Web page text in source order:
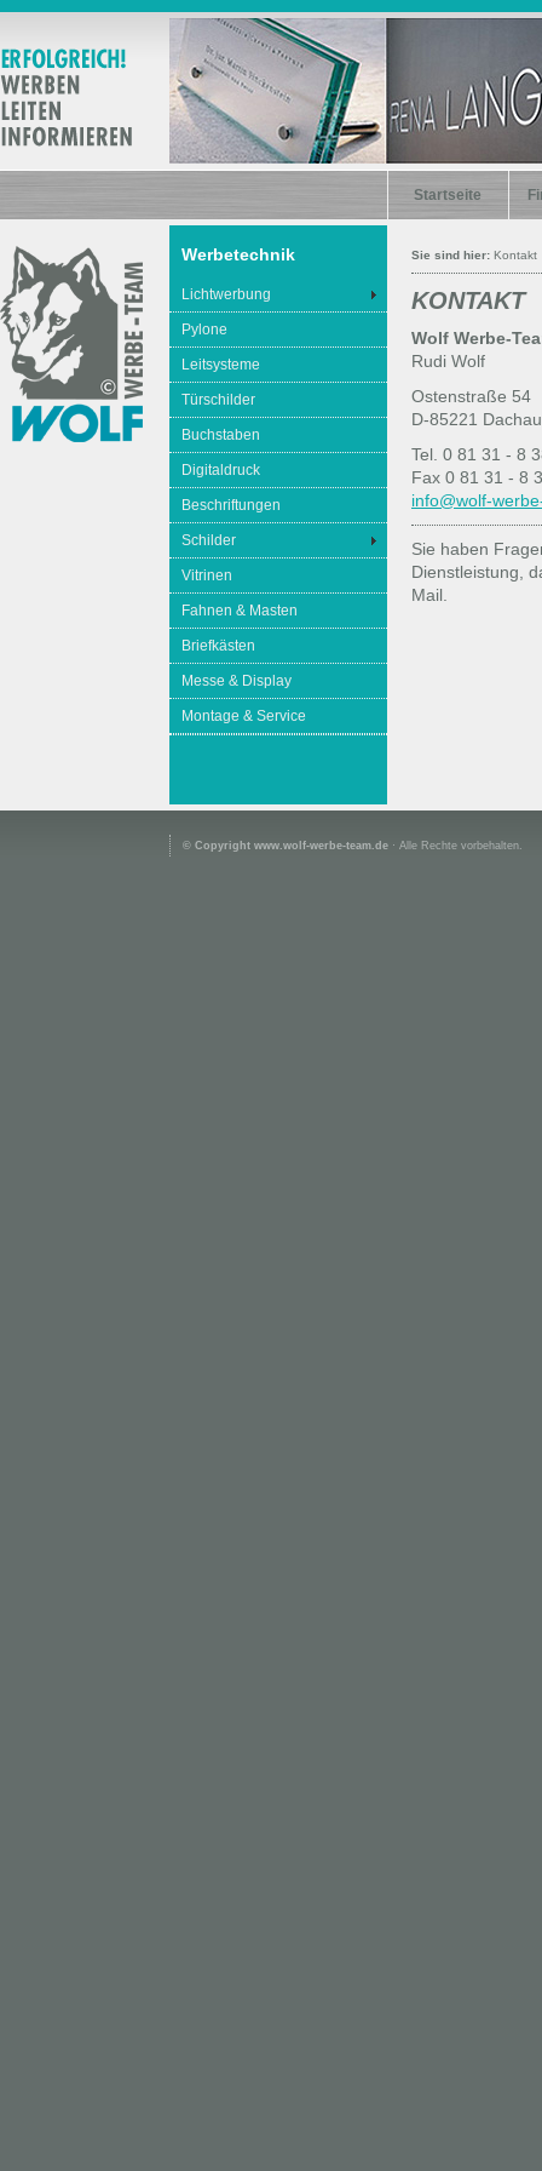
Startseite
Werbetechnik
Lichtwerbung
Pylone
Leitsysteme
Türschilder
Buchstaben
Digitaldruck
Beschriftungen
Schilder
Vitrinen
Fahnen & Masten
Briefkästen
Messe & Display
Montage & Service
Sie sind hier: Kontakt
KONTAKT
Wolf Werbe-
Rudi Wolf
Ostenstraße 54
D-85221 Dachau
Tel. 0 81 31 - 8
Fax 0 81 31 - 8
info@wolf-
Sie haben
Dienstleistung,
Mail.
© Copyright www.wolf-werbe-team.de · Alle Rechte vorbehalten.